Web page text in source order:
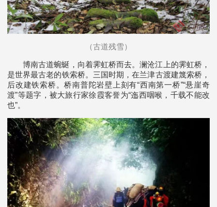
（古道残雪）
博南古道蜿蜒，向着霁虹桥而去。澜沧江上的霁虹桥，
是世界最古老的铁索桥。三国时期，在兰津古渡建篾索桥，
后改建铁索桥。桥南普陀岩壁上刻有“西南第一桥”“悬崖奇
渡”等题字，被大旅行家徐霞客誉为“迤西咽喉，千载不能改
也”。